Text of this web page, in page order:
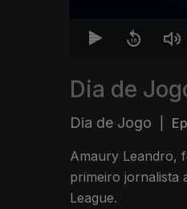
Dia de
Dia de Jogo
Amaury Leandro,
primeiro jornalista
League.